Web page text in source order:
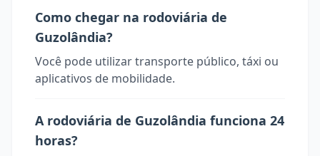
Como chegar na rodoviária de
Guzolândia?
Você pode utilizar transporte público, táxi ou
aplicativos de mobilidade.
A rodoviária de Guzolândia funciona 24
horas?